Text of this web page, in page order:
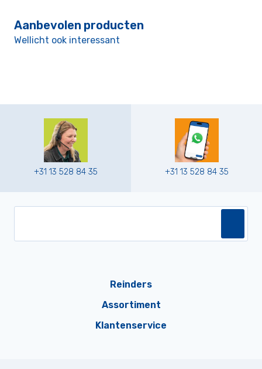
Aanbevolen producten
Wellicht ook interessant
+31 13 528 84 35 +31 13 528 84 35
Reinders
Assortiment
Klantenservice